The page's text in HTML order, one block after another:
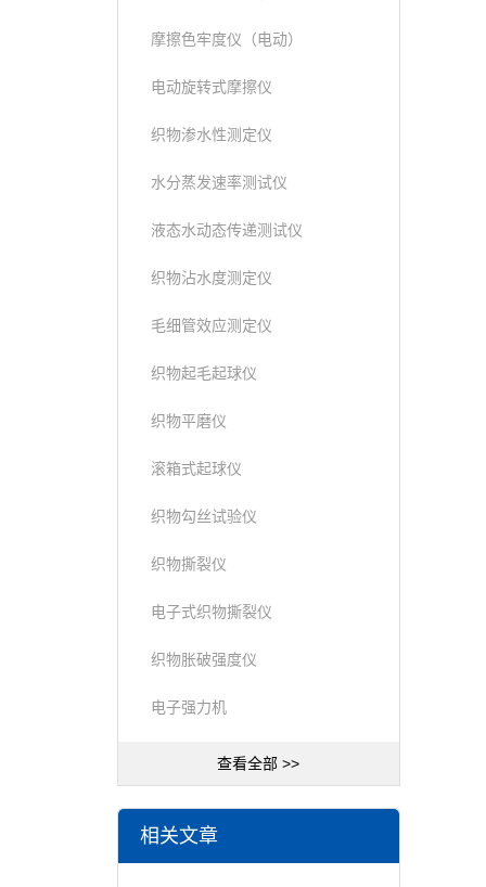
摩擦色牢度仪（电动）
电动旋转式摩擦仪
织物渗水性测定仪
水分蒸发速率测试仪
液态水动态传递测试仪
织物沾水度测定仪
毛细管效应测定仪
织物起毛起球仪
织物平磨仪
滚箱式起球仪
织物勾丝试验仪
织物撕裂仪
电子式织物撕裂仪
织物胀破强度仪
电子强力机
查看全部 >>
相关文章